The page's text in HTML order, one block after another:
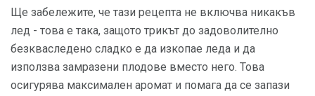
Ще забележите, че тази рецепта не включва никакъв
лед - това е така, защото трикът до задоволително
безкваследено сладко е да изкопае леда и да
използва замразени плодове вместо него. Това
осигурява максимален аромат и помага да се запази